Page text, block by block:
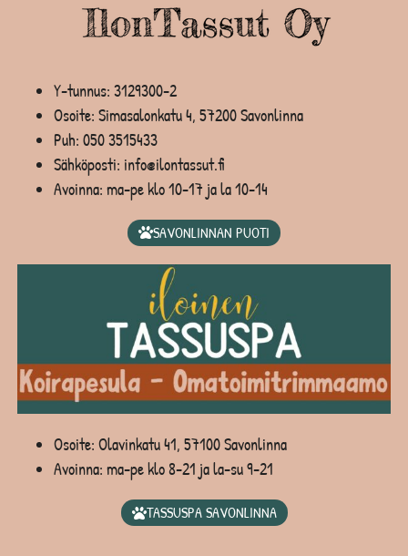
Y-tunnus: 3129300-2
Osoite: Simasalonkatu 4, 57200 Savonlinna
Puh: 050 3515433
Sähköposti: info@ilontassut.fi
Avoinna: ma-pe klo 10-17 ja la 10-14
SAVONLINNAN PUOTI
Osoite: Olavinkatu 41, 57100 Savonlinna
Avoinna: ma-pe klo 8-21 ja la-su 9-21
TASSUSPA SAVONLINNA